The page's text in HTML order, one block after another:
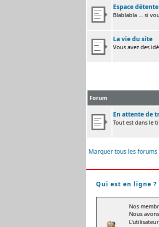
Espace détente
Blablabla ... si
La vie du site
Vous avez des
Forum
En attente de
Tout est dans le
Marquer tous les
Qui est en ligne ?
Nos
Nous avons